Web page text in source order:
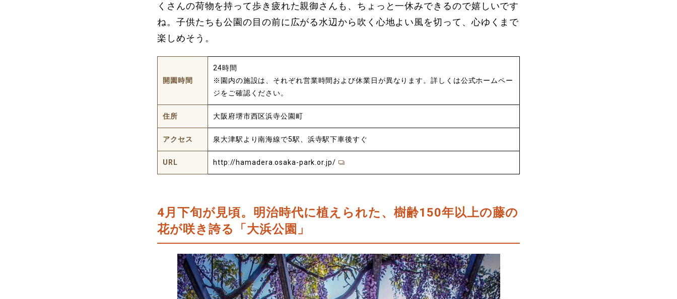
くさんの荷物を持って歩き疲れた親御さんも、ちょっと一休みできるので嬉しいです
ね。子供たちも公園の目の前に広がる水辺から吹く心地よい風を切って、心ゆくまで
楽しめそう。
開園時間
24時間
※園内の施設は、それぞれ営業時間および休業日が異なります。詳しくは公式ホームペー
ジをご確認ください。
住所 大阪府堺市西区浜寺公園町
アクセス 泉大津駅より南海線で5駅、浜寺駅下車後すぐ
URL http://hamadera.osaka-park.or.jp/
4月下旬が見頃。明治時代に植えられた、樹齢150年以上の藤の
花が咲き誇る「大浜公園」